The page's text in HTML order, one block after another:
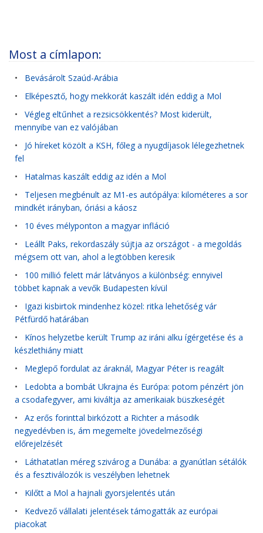
Most a címlapon:
• Bevásárolt Szaúd-Arábia
• Elképesztő, hogy mekkorát kaszált idén eddig a Mol
• Végleg eltűnhet a rezsicsökkentés? Most kiderült,
mennyibe van ez valójában
• Jó híreket közölt a KSH, főleg a nyugdíjasok lélegezhetnek
fel
• Hatalmas kaszált eddig az idén a Mol
• Teljesen megbénult az M1-es autópálya: kilométeres a sor
mindkét irányban, óriási a káosz
• 10 éves mélyponton a magyar infláció
• Leállt Paks, rekordaszály sújtja az országot - a megoldás
mégsem ott van, ahol a legtöbben keresik
• 100 millió felett már látványos a különbség: ennyivel
többet kapnak a vevők Budapesten kívül
• Igazi kisbirtok mindenhez közel: ritka lehetőség vár
Pétfürdő határában
• Kínos helyzetbe került Trump az iráni alku ígérgetése és a
készlethiány miatt
• Meglepő fordulat az áraknál, Magyar Péter is reagált
• Ledobta a bombát Ukrajna és Európa: potom pénzért jön
a csodafegyver, ami kiváltja az amerikaiak büszkeségét
• Az erős forinttal birkózott a Richter a második
negyedévben is, ám megemelte jövedelmezőségi
előrejelzését
• Láthatatlan méreg szivárog a Dunába: a gyanútlan sétálók
és a fesztiválozók is veszélyben lehetnek
• Kilőtt a Mol a hajnali gyorsjelentés után
• Kedvező vállalati jelentések támogatták az európai
piacokat